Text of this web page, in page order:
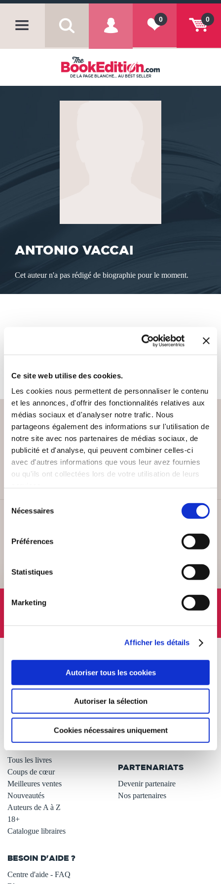
Ce site web utilise des cookies.
Les cookies nous permettent de personnaliser le contenu
et les annonces, d'offrir des fonctionnalités relatives aux
médias sociaux et d'analyser notre trafic. Nous
partageons également des informations sur l'utilisation de
notre site avec nos partenaires de médias sociaux, de
publicité et d'analyse, qui peuvent combiner celles-ci
avec d'autres informations que vous leur avez fournies
ou qu'ils ont collectées lors de votre utilisation de leurs
Nécessaires
Préférences
Statistiques
Marketing
Afficher les détails
Autoriser tous les cookies
Autoriser la sélection
Cookies nécessaires uniquement
0
0
DE LA PAGE BLANCHE... AU BEST SELLER
ANTONIO VACCAI
Cet auteur n'a pas rédigé de biographie pour le moment.
pour le moment.
PAIEMENT SÉCURISÉ
À PROPOS
L'auto-édition
Nos services aux auteurs
LIBRAIRIE
Tous les livres
Coups de cœur
Meilleures ventes
Nouveautés
Auteurs de A à Z
18+
Catalogue libraires
OFFRES
Remises quantités -42%
Avantages libraires -30%
Parrainage : partagez 5€
Programme de fidélité
.
PARTENARIATS
Devenir partenaire
Nos partenaires
BESOIN D'AIDE ?
Centre d'aide - FAQ